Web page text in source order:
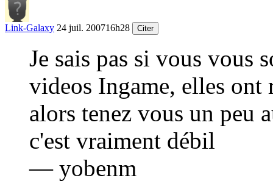
Link-Galaxy 24 juil. 200716h28 Citer
Je sais pas si vous vous
videos Ingame, elles ont
alors tenez vous un peu
c'est vraiment débil
— yobenm